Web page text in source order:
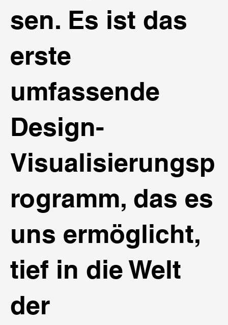
sen. Es ist das
erste
umfassende
Design-
Visualisierungsp
rogramm, das es
uns ermöglicht,
tief in die Welt
der